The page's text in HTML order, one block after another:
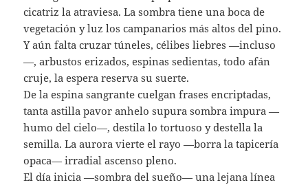
cicatriz la atraviesa. La sombra tiene una boca de
vegetación y luz los campanarios más altos del pino.
Y aún falta cruzar túneles, célibes liebres —incluso
—, arbustos erizados, espinas sedientas, todo afán
cruje, la espera reserva su suerte.
De la espina sangrante cuelgan frases encriptadas,
tanta astilla pavor anhelo supura sombra impura —
humo del cielo—, destila lo tortuoso y destella la
semilla. La aurora vierte el rayo —borra la tapicería
opaca— irradial ascenso pleno.
El día inicia —sombra del sueño— una lejana línea